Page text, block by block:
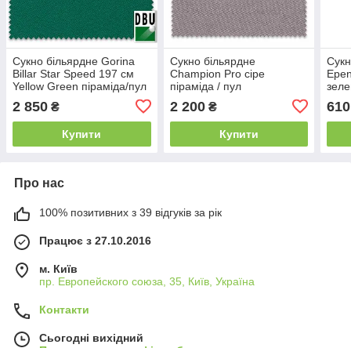
Сукно більярдне Gorina
Billar Star Speed ​​197 см
Yellow Green піраміда/пул
2 850 ₴
Купити
Сукно більярдне
Champion Pro сіре
піраміда / пул
2 200₴
Купити
610
Про нас
100% позитивних з 39 відгуків за рік
Працює з 27.10.2016
м. Київ
пр. Европейского союза, 35, Київ, Україна
Контакти
Сьогодні вихідний